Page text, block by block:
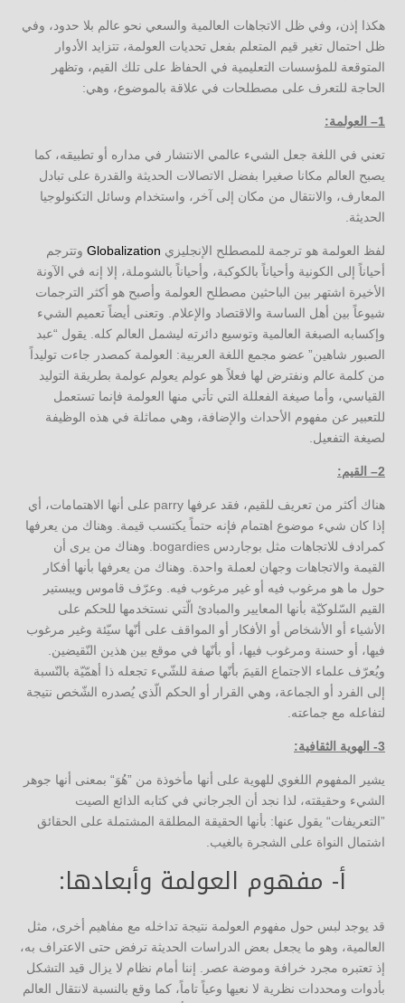
هكذا إذن، وفي ظل الاتجاهات العالمية والسعي نحو عالم بلا حدود، وفي
ظل احتمال تغير قيم المتعلم بفعل تحديات العولمة، تتزايد الأدوار
المتوقعة للمؤسسات التعليمية في الحفاظ على تلك القيم، وتظهر
الحاجة للتعرف على مصطلحات في علاقة بالموضوع، وهي:
1
– العولمة:
تعني في اللغة جعل الشيء عالمي الانتشار في مداره أو تطبيقه، كما
يصبح العالم مكانا صغيرا بفضل الاتصالات الحديثة والقدرة على تبادل
المعارف، والانتقال من مكان إلى آخر، واستخدام وسائل التكنولوجيا
الحديثة.
لفظ العولمة هو ترجمة للمصطلح الإنجليزي Globalization وتترجم
أحياناً إلى الكونية وأحياناً بالكوكبة، وأحياناً بالشوملة، إلا إنه في الآونة
الأخيرة اشتهر بين الباحثين مصطلح العولمة وأصبح هو أكثر الترجمات
شيوعاً بين أهل الساسة والاقتصاد والإعلام. وتعنى أيضاً تعميم الشيء
وإكسابه الصبغة العالمية وتوسيع دائرته ليشمل العالم كله. يقول “عبد
الصبور شاهين” عضو مجمع اللغة العربية: العولمة كمصدر جاءت توليداً
من كلمة عالم ونفترض لها فعلاً هو عولم يعولم عولمة بطريقة التوليد
القياسي، وأما صيغة الفعللة التي تأتي منها العولمة فإنما تستعمل
للتعبير عن مفهوم الأحداث والإضافة، وهي مماثلة في هذه الوظيفة
لصيغة التفعيل.
2
– القيم:
هناك أكثر من تعريف للقيم، فقد عرفها parry على أنها الاهتمامات، أي
إذا كان شيء موضوع اهتمام فإنه حتماً يكتسب قيمة. وهناك من يعرفها
كمرادف للاتجاهات مثل بوجاردس bogardies. وهناك من يرى أن
القيمة والاتجاهات وجهان لعملة واحدة. وهناك من يعرفها بأنها أفكار
حول ما هو مرغوب فيه أو غير مرغوب فيه. وعرّف قاموس ويبستير
القيم السّلوكيّة بأنها المعايير والمبادئ الّتي نستخدمها للحكم على
الأشياء أو الأشخاص أو الأفكار أو المواقف على أنّها سيّئة وغير مرغوب
فيها، أو حسنة ومرغوب فيها، أو بأنّها في موقع بين هذين النّقيضين.
ويُعرّف علماء الاجتماع القيمَ بأنّها صفة للشّيء تجعله ذا أهمّيّة بالنّسبة
إلى الفرد أو الجماعة، وهي القرار أو الحكم الّذي يُصدره الشّخص نتيجة
لتفاعله مع جماعته.
3- الهوية الثقافية:
يشير المفهوم اللغوي للهوية على أنها مأخوذة من ”هُوَ“ بمعنى أنها جوهر
الشيء وحقيقته، لذا نجد أن الجرجاني في كتابه الذائع الصيت
”التعريفات“ يقول عنها: بأنها الحقيقة المطلقة المشتملة على الحقائق
اشتمال النواة على الشجرة بالغيب.
أ- مفهوم العولمة وأبعادها:
قد يوجد لبس حول مفهوم العولمة نتيجة تداخله مع مفاهيم أخرى، مثل
العالمية، وهو ما يجعل بعض الدراسات الحديثة ترفض حتى الاعتراف به،
إذ تعتبره مجرد خرافة وموضة عصر. إننا أمام نظام لا يزال قيد التشكل
بأدوات ومحددات نظرية لا نعيها وعياً تاماً، كما وقع بالنسبة لانتقال العالم